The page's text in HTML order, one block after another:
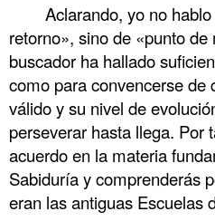
Aclarando, yo no hablo
retorno», sino de «punto
buscador ha hallado
como para convencerse de
válido y su nivel de
perseverar hasta llega. Por
acuerdo en la materia
Sabiduría y comprenderás
eran las antiguas Escuelas